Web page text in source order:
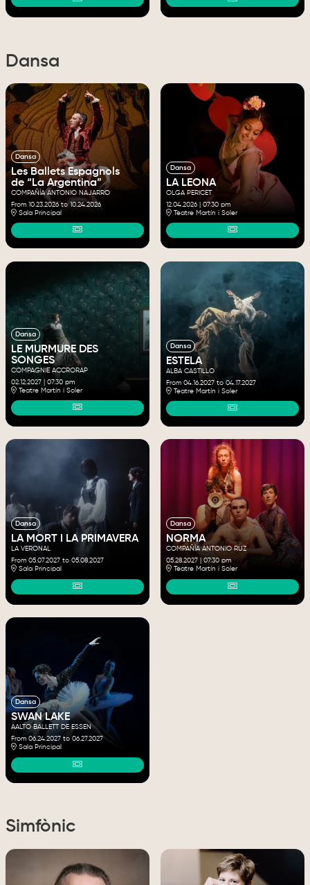
Dansa
Dansa
Les Ballets Espagnols
de “La Argentina”
COMPAÑÍA ANTONIO NAJARRO
From 10.23.2026to 10.24.2026
Sala Principal
Dansa
LA LEONA
OLGA PERICET
12.04.2026| 07:30 pm
Teatre Martín i Soler
Dansa
LE MURMURE DES
SONGES
COMPAGNIE ACCRORAP
02.12.2027| 07:30 pm
Teatre Martín i Soler
Dansa
ESTELA
ALBA CASTILLO
From 04.16.2027to 04.17.2027
Teatre Martín i Soler
Dansa
LA MORT I LA PRIMAVERA
LA VERONAL
From 05.07.2027to 05.08.2027
Sala Principal
Dansa
NORMA
COMPAÑÍA ANTONIO RUZ
05.28.2027| 07:30 pm
Teatre Martín i Soler
Dansa
SWAN LAKE
AALTO BALLETT DE ESSEN
From 06.24.2027to 06.27.2027
Sala Principal
Simfònic